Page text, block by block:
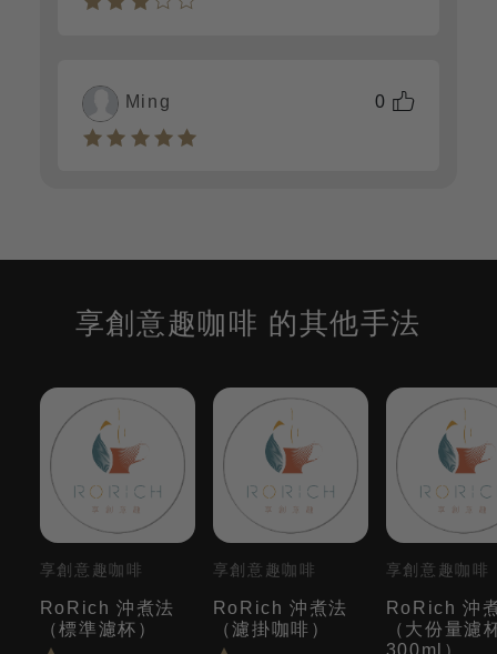
0
Ming
享創意趣咖啡 的其他手法
享創意趣咖啡
RoRich 沖煮法
（標準濾杯）
享創意趣咖啡
RoRich 沖煮法
（濾掛咖啡）
享創意趣咖啡
RoRich 沖
（大份量濾